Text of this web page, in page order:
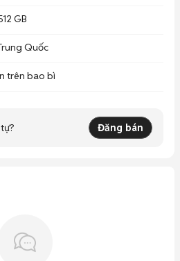
ĐỜI
GB
Quốc
trên bao bì
Đăng bán